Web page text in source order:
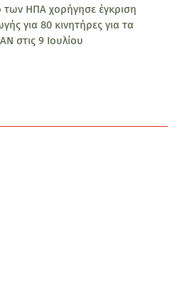
των ΗΠΑ χορήγησε έγκριση
για 80 κινητήρες για τα
στις 9 Ιουλίου